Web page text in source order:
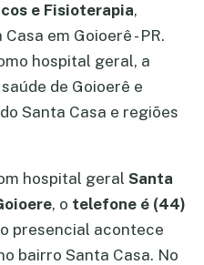
e Fisioterapia,
em Goioerê - PR.
hospital geral, a
de Goioerê e
Santa Casa e regiões
hospital geral Santa
, o telefone é (44)
presencial acontece
bairro Santa Casa. No